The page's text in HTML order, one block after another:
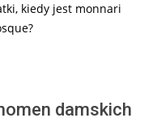
kiedy jest monnari
damskich